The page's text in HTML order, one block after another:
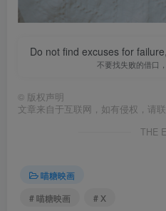
Do not find excuses for
不要找失败的借口
© 版权声明
文章来自于互联网，如有侵权，请联
THE
喵糖映画
# 喵糖映画
# X